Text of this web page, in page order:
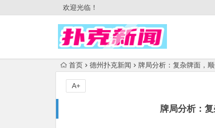
欢迎光临！
首页 德州扑克新闻 牌局分析：复杂牌面，
牌局分析：
A+